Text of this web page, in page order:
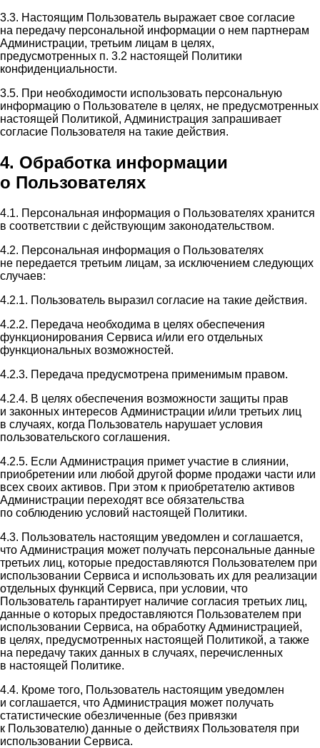
3.3. Настоящим Пользователь выражает свое согласие
на передачу персональной информации о нем партнерам
Администрации, третьим лицам в целях,
предусмотренных п. 3.2 настоящей Политики
конфиденциальности.
3.5. При необходимости использовать персональную
информацию о Пользователе в целях, не предусмотренных
настоящей Политикой, Администрация запрашивает
согласие Пользователя на такие действия.
4. Обработка информации
о Пользователях
4.1. Персональная информация о Пользователях хранится
в соответствии с действующим законодательством.
4.2. Персональная информация о Пользователях
не передается третьим лицам, за исключением следующих
случаев:
4.2.1. Пользователь выразил согласие на такие действия.
4.2.2. Передача необходима в целях обеспечения
функционирования Сервиса и/или его отдельных
функциональных возможностей.
4.2.3. Передача предусмотрена применимым правом.
4.2.4. В целях обеспечения возможности защиты прав
и законных интересов Администрации и/или третьих лиц
в случаях, когда Пользователь нарушает условия
пользовательского соглашения.
4.2.5. Если Администрация примет участие в слиянии,
приобретении или любой другой форме продажи части или
всех своих активов. При этом к приобретателю активов
Администрации переходят все обязательства
по соблюдению условий настоящей Политики.
4.3. Пользователь настоящим уведомлен и соглашается,
что Администрация может получать персональные данные
третьих лиц, которые предоставляются Пользователем при
использовании Сервиса и использовать их для реализации
отдельных функций Сервиса, при условии, что
Пользователь гарантирует наличие согласия третьих лиц,
данные о которых предоставляются Пользователем при
использовании Сервиса, на обработку Администрацией,
в целях, предусмотренных настоящей Политикой, а также
на передачу таких данных в случаях, перечисленных
в настоящей Политике.
4.4. Кроме того, Пользователь настоящим уведомлен
и соглашается, что Администрация может получать
статистические обезличенные (без привязки
к Пользователю) данные о действиях Пользователя при
использовании Сервиса.